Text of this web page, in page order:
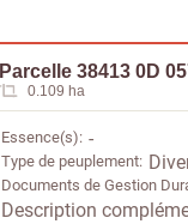
Parcelle 38413 0D
0.109 ha
Essence(s) -
Type de peuplement
Documents de Gestion
Description